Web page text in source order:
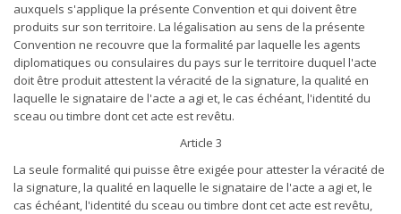
auxquels s'applique la présente Convention et qui doivent être
produits sur son territoire. La légalisation au sens de la présente
Convention ne recouvre que la formalité par laquelle les agents
diplomatiques ou consulaires du pays sur le territoire duquel l'acte
doit être produit attestent la véracité de la signature, la qualité en
laquelle le signataire de l'acte a agi et, le cas échéant, l'identité du
sceau ou timbre dont cet acte est revêtu.
Article 3
La seule formalité qui puisse être exigée pour attester la véracité de
la signature, la qualité en laquelle le signataire de l'acte a agi et, le
cas échéant, l'identité du sceau ou timbre dont cet acte est revêtu,